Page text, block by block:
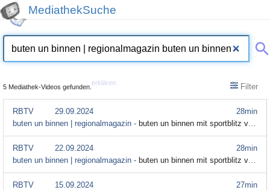
MediathekSuche
5 Mediathek-Videos gefunden.
erklären Filter
28min
RBTV
29.09.2024
buten un binnen | regionalmagazin - buten un binnen mit sportblitz vom 29. September 2024
28min
RBTV
22.09.2024
buten un binnen | regionalmagazin - buten un binnen mit sportblitz vom 22. September
27min
RBTV
15.09.2024